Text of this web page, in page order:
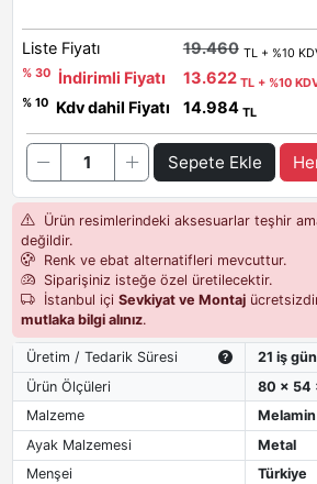
Liste Fiyatı 19.460 TL + %10
% 30
İndirimli Fiyatı 13.622 TL + %10
% 10
Kdv dahil Fiyatı 14.984 TL
Sepete Ekle
Ürün resimlerindeki aksesuarlar teşhir
değildir.
Renk ve ebat alternatifleri mevcuttur.
Siparişiniz isteğe özel üretilecektir.
İstanbul içi Sevkiyat ve Montaj
mutlaka bilgi alınız.
Üretim / Tedarik Süresi
21 iş
Ürün Ölçüleri
80 x 54
Malzeme
Melamin
Ayak Malzemesi
Metal
Menşei
Türkiye